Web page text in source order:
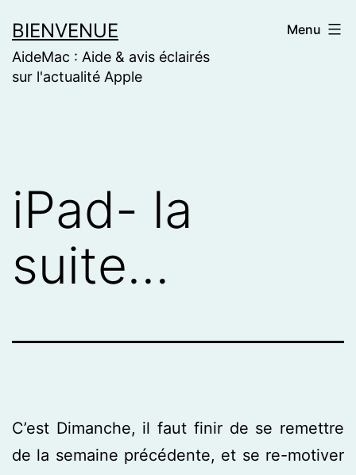
to
content
BIENVENUE
AideMac : Aide & avis éclairés
sur l'actualité Apple
Menu
iPad- la
suite…
C’est Dimanche, il faut finir de se remettre
de la semaine précédente, et se re-motiver